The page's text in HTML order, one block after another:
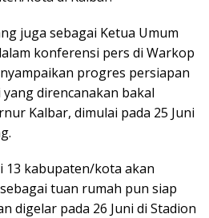
juga sebagai Ketua Umum
konferensi pers di Warkop
progres persiapan
direncanakan bakal
Kalbar, dimulai pada 25 Juni
13 kabupaten/kota akan
tuan rumah pun siap
digelar pada 26 Juni di Stadion